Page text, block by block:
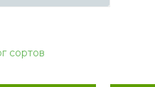
сортов